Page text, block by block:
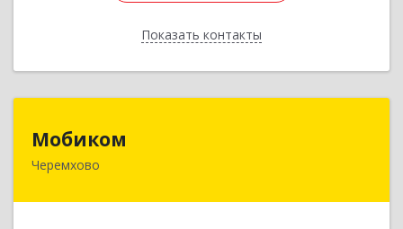
Показать контакты
Назад
Мобиком
Черемхово